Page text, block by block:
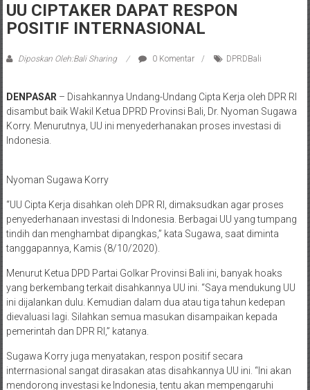
UU CIPTAKER DAPAT RESPON
POSITIF INTERNASIONAL
Diposkan Oleh:Bali Sharing 0 Komentar DPRDBali
DENPASAR – Disahkannya Undang-Undang Cipta Kerja oleh DPR RI
disambut baik Wakil Ketua DPRD Provinsi Bali, Dr. Nyoman Sugawa
Korry. Menurutnya, UU ini menyederhanakan proses investasi di
Indonesia.
Nyoman Sugawa Korry
“UU Cipta Kerja disahkan oleh DPR RI, dimaksudkan agar proses
penyederhanaan investasi di Indonesia. Berbagai UU yang tumpang
tindih dan menghambat dipangkas,” kata Sugawa, saat diminta
tanggapannya, Kamis (8/10/2020).
Menurut Ketua DPD Partai Golkar Provinsi Bali ini, banyak hoaks
yang berkembang terkait disahkannya UU ini. “Saya mendukung UU
ini dijalankan dulu. Kemudian dalam dua atau tiga tahun kedepan
dievaluasi lagi. Silahkan semua masukan disampaikan kepada
pemerintah dan DPR RI,” katanya.
Sugawa Korry juga menyatakan, respon positif secara
interrnasional sangat dirasakan atas disahkannya UU ini. “Ini akan
mendorong investasi ke Indonesia, tentu akan mempengaruhi